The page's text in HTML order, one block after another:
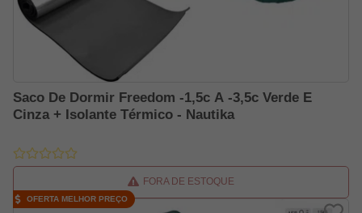
Saco De Dormir Freedom -1,5c A -3,5c Verde E
Cinza + Isolante Térmico - Nautika
FORA DE ESTOQUE
OFERTA MELHOR PREÇO